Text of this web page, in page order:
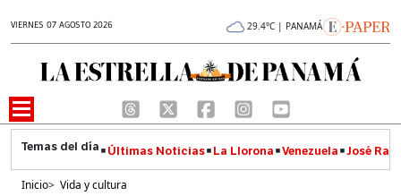
VIERNES 07 AGOSTO 2026 29.4°C | PANAMÁ
Últimas Noticias La Llorona Venezuela José
Inicio> Vida y cultura